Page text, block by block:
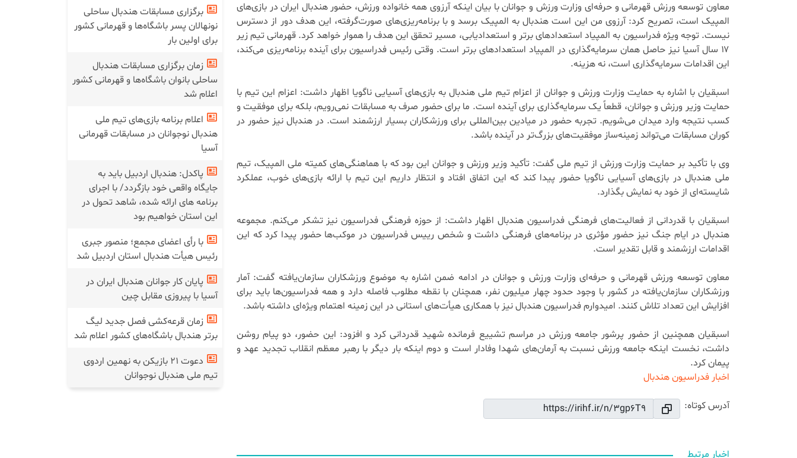
معاون توسعه ورزش قهرمانی و حرفه‌ای وزارت ورزش و جوانان با بیان اینکه آرزوی همه خانواده ورزش، حضور هندبال ایران در بازی‌های
المپیک است، تصریح کرد: آرزوی من این است هندبال به المپیک برسد و با برنامه‌ریزی‌های صورت‌گرفته، این هدف دور از دسترس
نیست. توجه ویژه فدراسیون به المپیاد استعدادهای برتر و استعدادیابی، مسیر تحقق این هدف را هموار خواهد کرد. قهرمانی تیم زیر
۱۷ سال آسیا نیز حاصل همان سرمایه‌گذاری در المپیاد استعدادهای برتر است. وقتی رئیس فدراسیون برای آینده برنامه‌ریزی می‌کند،
این اقدامات سرمایه‌گذاری است، نه هزینه.
اسبقیان با اشاره به حمایت وزارت ورزش و جوانان از اعزام تیم ملی هندبال به بازی‌های آسیایی ناگویا اظهار داشت: اعزام این تیم با
حمایت وزیر ورزش و جوانان، قطعاً یک سرمایه‌گذاری برای آینده است. ما برای حضور صرف به مسابقات نمی‌رویم، بلکه برای موفقیت و
کسب نتیجه وارد میدان می‌شویم. تجربه حضور در میادین بین‌المللی برای ورزشکاران بسیار ارزشمند است. در هندبال نیز حضور در
کوران مسابقات می‌تواند زمینه‌ساز موفقیت‌های بزرگ‌تر در آینده باشد.
وی با تأکید بر حمایت وزارت ورزش از تیم ملی گفت: تأکید وزیر ورزش و جوانان این بود که با هماهنگی‌های کمیته ملی المپیک، تیم
ملی هندبال در بازی‌های آسیایی ناگویا حضور پیدا کند که این اتفاق افتاد و انتظار داریم این تیم با ارائه بازی‌های خوب، عملکرد
شایسته‌ای از خود به نمایش بگذارد.
اسبقیان با قدردانی از فعالیت‌های فرهنگی فدراسیون هندبال اظهار داشت: از حوزه فرهنگی فدراسیون نیز تشکر می‌کنم. مجموعه
هندبال در ایام جنگ نیز حضور مؤثری در برنامه‌های فرهنگی داشت و شخص رییس فدراسیون در موکب‌ها حضور پیدا کرد که این
اقدامات ارزشمند و قابل تقدیر است.
معاون توسعه ورزش قهرمانی و حرفه‌ای وزارت ورزش و جوانان در ادامه ضمن اشاره به موضوع ورزشکاران سازمان‌یافته گفت: آمار
ورزشکاران سازمان‌یافته در کشور با وجود حدود چهار میلیون نفر، همچنان با نقطه مطلوب فاصله دارد و همه فدراسیون‌ها باید برای
افزایش این تعداد تلاش کنند. امیدوارم فدراسیون هندبال نیز با همکاری هیأت‌های استانی در این زمینه اهتمام ویژه‌ای داشته باشد.
اسبقیان همچنین از حضور پرشور جامعه ورزش در مراسم تشییع فرمانده شهید قدردانی کرد و افزود: این حضور، دو پیام روشن
داشت، نخست اینکه جامعه ورزش نسبت به آرمان‌های شهدا وفادار است و دوم اینکه بار دیگر با رهبر معظم انقلاب تجدید عهد و
پیمان کرد.
اخبار فدراسیون هندبال
آدرس کوتاه:
اخبار مرتبط
برگزاری مسابقات هندبال ساحلی
نونهالان پسر باشگاه‌ها و قهرمانی کشور
برای اولین بار
زمان برگزاری مسابقات هندبال
ساحلی بانوان باشگاه‌ها و قهرمانی کشور
اعلام شد
اعلام برنامه بازی‌های تیم ملی
هندبال نوجوانان در مسابقات قهرمانی
آسیا
پاکدل: هندبال اردبیل باید به
جایگاه واقعی خود بازگردد/ با اجرای
برنامه های ارائه شده، شاهد تحول در
این استان خواهیم بود
با رأی اعضای مجمع؛ منصور جبری
رئیس هیأت هندبال استان اردبیل شد
پایان کار جوانان هندبال ایران در
آسیا با پیروزی مقابل چین
زمان قرعه‌کشی فصل جدید لیگ
برتر هندبال باشگاه‌های کشور اعلام شد
دعوت ۲۱ بازیکن به نهمین اردوی
تیم ملی هندبال نوجوانان